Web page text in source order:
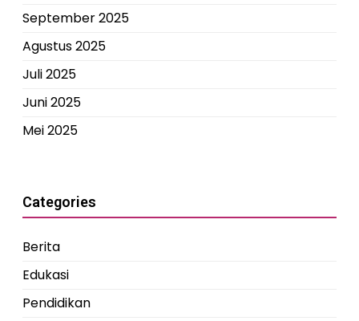
September 2025
Agustus 2025
Juli 2025
Juni 2025
Mei 2025
Categories
Berita
Edukasi
Pendidikan